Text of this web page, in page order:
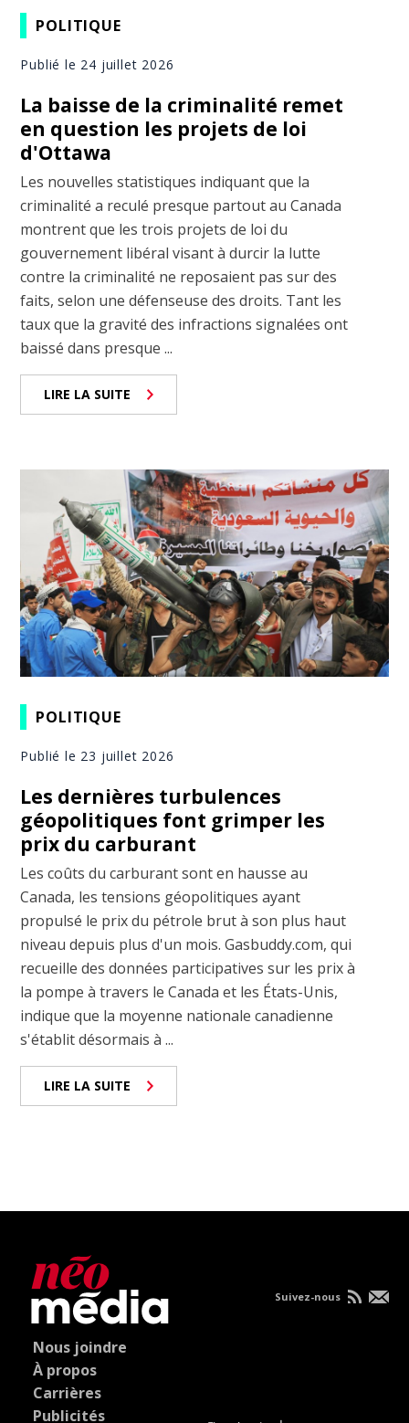
POLITIQUE
Publié le 24 juillet 2026
La baisse de la criminalité remet
en question les projets de loi
d'Ottawa
Les nouvelles statistiques indiquant que la
criminalité a reculé presque partout au Canada
montrent que les trois projets de loi du
gouvernement libéral visant à durcir la lutte
contre la criminalité ne reposaient pas sur des
faits, selon une défenseuse des droits. Tant les
taux que la gravité des infractions signalées ont
baissé dans presque ...
LIRE LA SUITE
POLITIQUE
Publié le 23 juillet 2026
Les dernières turbulences
géopolitiques font grimper les
prix du carburant
Les coûts du carburant sont en hausse au
Canada, les tensions géopolitiques ayant
propulsé le prix du pétrole brut à son plus haut
niveau depuis plus d'un mois. Gasbuddy.com, qui
recueille des données participatives sur les prix à
la pompe à travers le Canada et les États-Unis,
indique que la moyenne nationale canadienne
s'établit désormais à ...
LIRE LA SUITE
Nous joindre
À propos
Carrières
Publicités
Suivez-nous